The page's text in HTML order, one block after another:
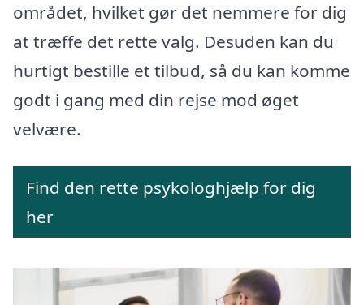
området, hvilket gør det nemmere for dig
at træffe det rette valg. Desuden kan du
hurtigt bestille et tilbud, så du kan komme
godt i gang med din rejse mod øget
velvære.
Find den rette psykologhjælp for dig
her